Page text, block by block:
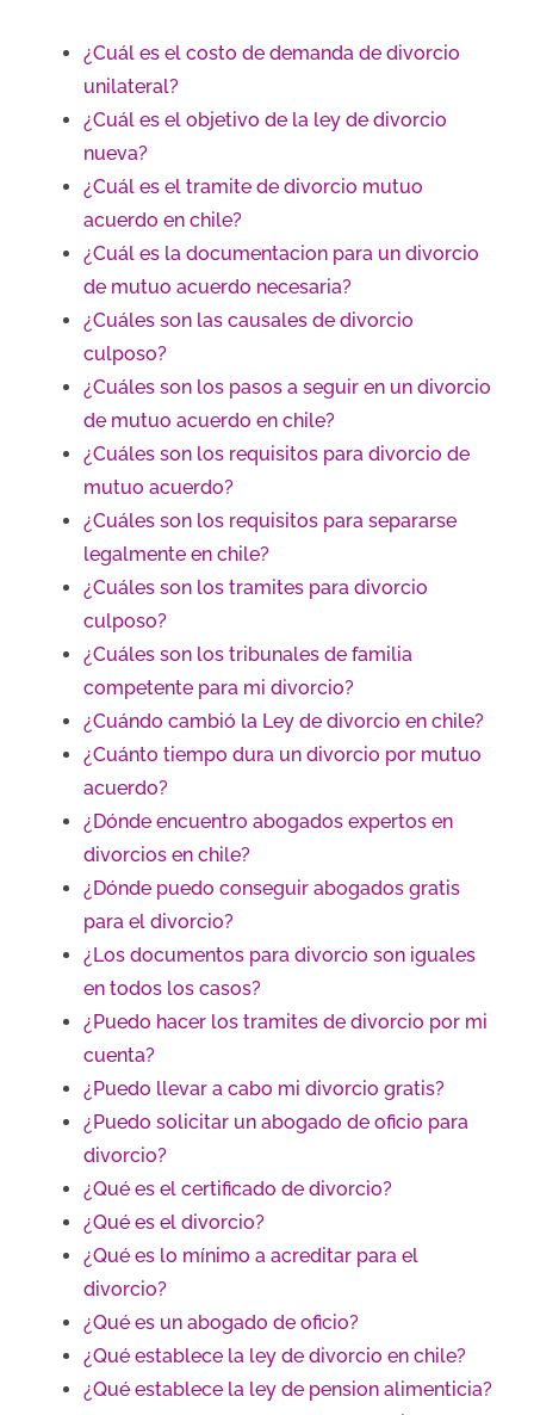
¿Cuál es el costo de demanda de divorcio
unilateral?
¿Cuál es el objetivo de la ley de divorcio
nueva?
¿Cuál es el tramite de divorcio mutuo
acuerdo en chile?
¿Cuál es la documentacion para un divorcio
de mutuo acuerdo necesaria?
¿Cuáles son las causales de divorcio
culposo?
¿Cuáles son los pasos a seguir en un divorcio
de mutuo acuerdo en chile?
¿Cuáles son los requisitos para divorcio de
mutuo acuerdo?
¿Cuáles son los requisitos para separarse
legalmente en chile?
¿Cuáles son los tramites para divorcio
culposo?
¿Cuáles son los tribunales de familia
competente para mi divorcio?
¿Cuándo cambió la Ley de divorcio en chile?
¿Cuánto tiempo dura un divorcio por mutuo
acuerdo?
¿Dónde encuentro abogados expertos en
divorcios en chile?
¿Dónde puedo conseguir abogados gratis
para el divorcio?
¿Los documentos para divorcio son iguales
en todos los casos?
¿Puedo hacer los tramites de divorcio por mi
cuenta?
¿Puedo llevar a cabo mi divorcio gratis?
¿Puedo solicitar un abogado de oficio para
divorcio?
¿Qué es el certificado de divorcio?
¿Qué es el divorcio?
¿Qué es lo mínimo a acreditar para el
divorcio?
¿Qué es un abogado de oficio?
¿Qué establece la ley de divorcio en chile?
¿Qué establece la ley de pension alimenticia?